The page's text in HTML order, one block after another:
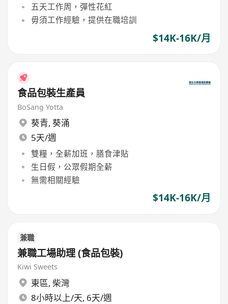
五天工作周，彈性花紅
毋須工作經驗，提供在職培訓
$14K-16K/月
食品包裝生產員
BoSang Yotta
葵青, 葵涌
5天/週
雙糧，全薪加班，膳食津貼
生日假，公眾假期全薪
無需相關經驗
$14K-16K/月
兼職
兼職工場助理 (食品包裝)
Kiwi Sweets
東區, 柴灣
8小時以上/天, 6天/週